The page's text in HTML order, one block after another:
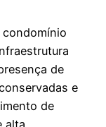
de
e
de